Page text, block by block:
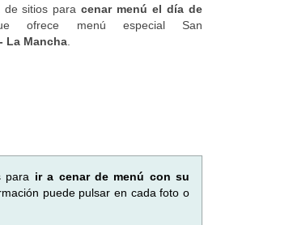
de sitios paracenar menú el día de
ofrece menú especial San
La Mancha.
para ir a cenar de menú con su
puede pulsar en cada foto o